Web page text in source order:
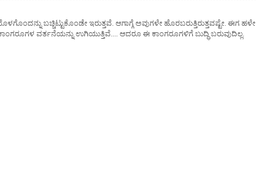
ಬಚ್ಚಿಟ್ಟುಕೊಂಡೇ ಇರುತ್ತವೆ. ಆಗಾಗ್ಗೆ ಅವುಗಳೇ ಹೊರಬರುತ್ತಿರುತ್ತವಷ್ಟೇ. ಈಗ ಹಳೇ
ವರ್ತನೆಯನ್ನು ಉಗಿಯುತ್ತಿವೆ.... ಆದರೂ ಈ ಕಾಂಗರೂಗಳಿಗೆ ಬುದ್ಧಿ ಬರುವುದಿಲ್ಲ.